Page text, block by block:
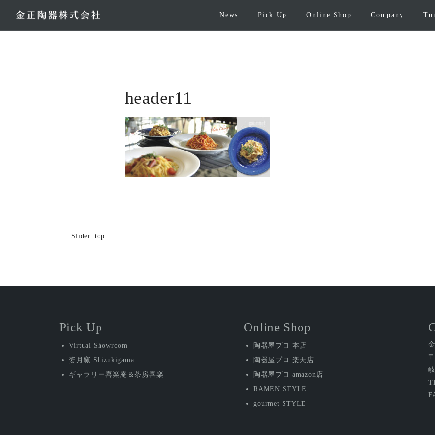
テ
News Pick Up Online Shop Company
header11
投
ビ
シ
ョ
ン
Slider_top
Pick Up
Virtual Showroom
姿月窯 Shizukigama
ギャラリー喜楽庵＆茶房喜楽
Online Shop
陶器屋プロ 本店
陶器屋プロ 楽天店
陶器屋プロ amazon店
RAMEN STYLE
gourmet STYLE